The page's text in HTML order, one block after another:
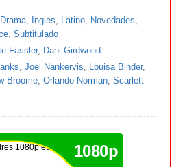
Drama Ingles Latino Novedades
Subtitulado
Fassler, Dani Girdwood
Joel Nankervis Louisa Binder,
Broome Orlando Norman Scarlett
1080p